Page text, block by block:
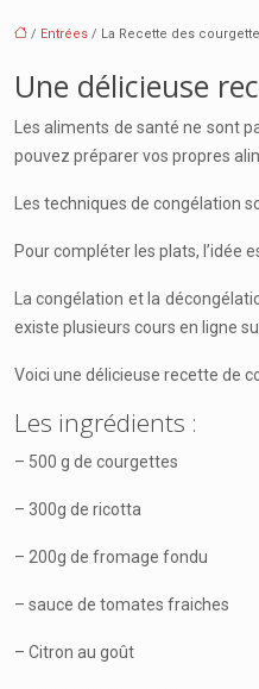
/ Entrées / La Recette des
Une délicieuse
Les aliments de santé ne sont
pouvez préparer vos propres
Les techniques de congélation
Pour compléter les plats, l’idée
La congélation et la
existe plusieurs cours en ligne
Voici une délicieuse recette de
Les ingrédients :
– 500 g de courgettes
– 300g de ricotta
– 200g de fromage fondu
– sauce de tomates fraiches
– Citron au goût